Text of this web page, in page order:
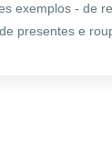
exemplos - de
presentes e